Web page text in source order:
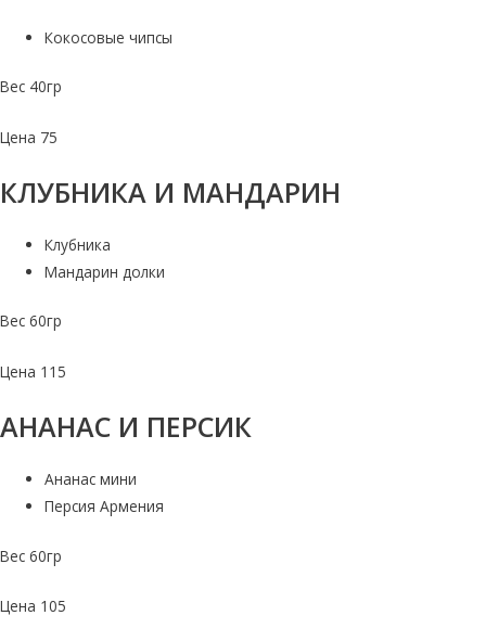
Кокосовые чипсы
Вес 40гр
Цена 75
КЛУБНИКА И МАНДАРИН
Клубника
Мандарин долки
Вес 60гр
Цена 115
АНАНАС И ПЕРСИК
Ананас мини
Персия Армения
Вес 60гр
Цена 105